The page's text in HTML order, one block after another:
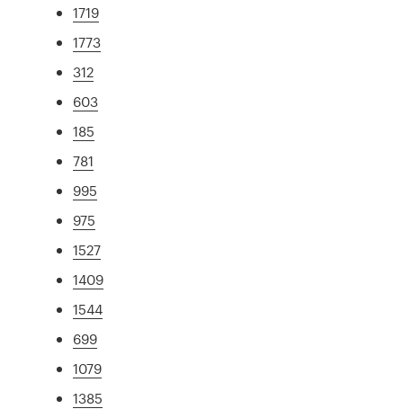
1719
1773
312
603
185
781
995
975
1527
1409
1544
699
1079
1385